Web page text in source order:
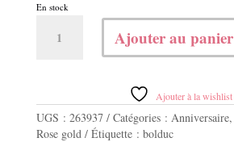
En stock
100m
Ajouter au panier
Ajouter à la wishlist
UGS : 263937 Catégories : Anniversaire,
Rose gold
Étiquette : bolduc